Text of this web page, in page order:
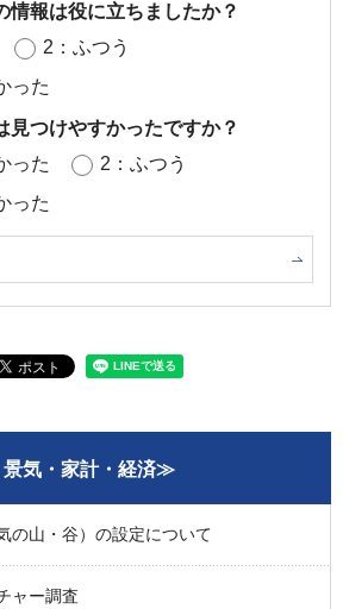
情報は役に立ちましたか？
2：ふつう
った
見つけやすかったですか？
った
2：ふつう
った
気・家計・経済≫
の山・谷）の設定について
ャー調査